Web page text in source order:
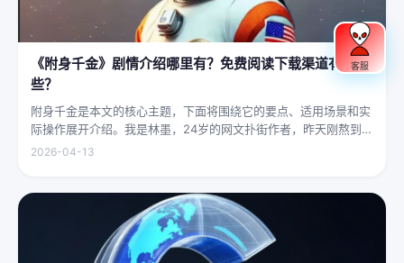
《附身千金》剧情介绍哪里有？免费阅读下载渠道有哪
些？
附身千金是本文的核心主题，下面将围绕它的要点、适用场景和实
际操作展开介绍。我是林墨，24岁的网文扑街作者，昨天刚熬到凌
晨四点赶完一本豪门甜宠文的大纲，揉着发酸的眼睛扑上床就睡，
2026-04-13
客服